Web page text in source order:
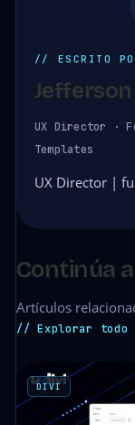
// ESCRITO
UX Director ·
Templates
UX Director |
Continúa
Artículos
// Explorar todo
DIVI